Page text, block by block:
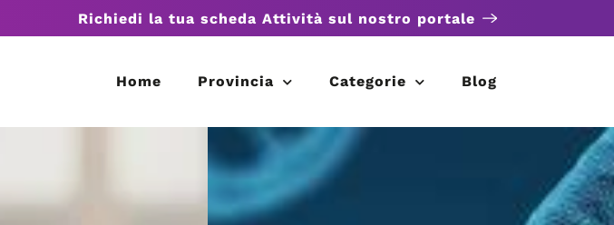
Richiedi la tua scheda Attività sul nostro portale
Home Provincia Categorie Blog